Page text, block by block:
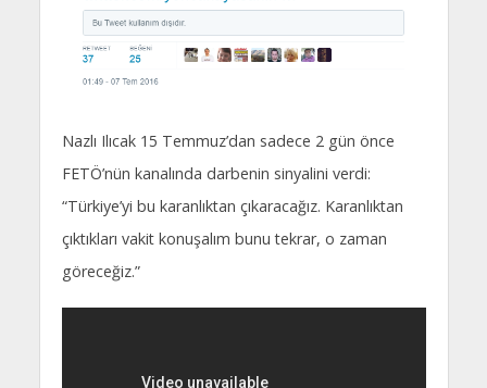
Nazlı Ilıcak 15 Temmuz’dan sadece 2 gün önce
FETÖ’nün kanalında darbenin sinyalini verdi:
“Türkiye’yi bu karanlıktan çıkaracağız. Karanlıktan
çıktıkları vakit konuşalım bunu tekrar, o zaman
göreceğiz.”